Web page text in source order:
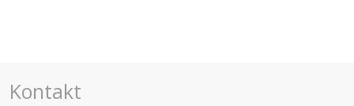
Kontakt